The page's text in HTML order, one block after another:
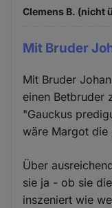
Clemens B. (nicht
Mit Bruder
Mit Bruder
einen Betbruder
"Gauckus
wäre Margot die
Über
sie ja - ob sie
inszeniert wie